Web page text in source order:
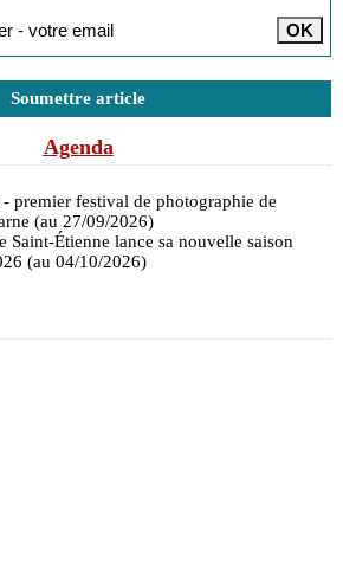
Soumettre article
Agenda
premier festival de photographie de
(au 27/09/2026)
Saint-Étienne lance sa nouvelle saison
(au 04/10/2026)